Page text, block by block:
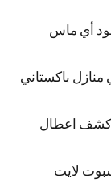
أي ماس
منازل باكستاني
وكشف اعطال
لايت